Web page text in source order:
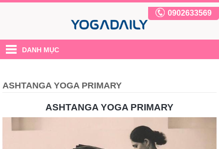
0902633569
DANH MỤC
ASHTANGA YOGA PRIMARY
ASHTANGA YOGA PRIMARY